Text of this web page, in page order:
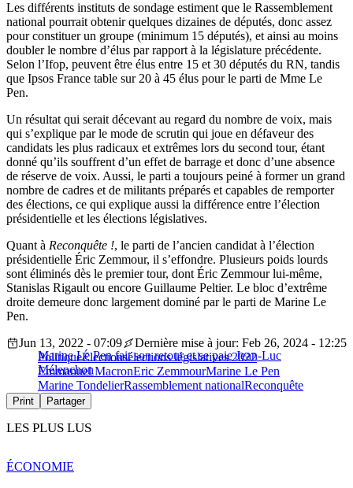
Les différents instituts de sondage estiment que le Rassemblement
national pourrait obtenir quelques dizaines de députés, donc assez
pour constituer un groupe (minimum 15 députés), et ainsi au moins
doubler le nombre d’élus par rapport à la législature précédente.
Selon l’Ifop, peuvent être élus entre 15 et 30 députés du RN, tandis
que Ipsos France table sur 20 à 45 élus pour le parti de Mme Le
Pen.
Un résultat qui serait décevant au regard du nombre de voix, mais
qui s’explique par le mode de scrutin qui joue en défaveur des
candidats les plus radicaux et extrêmes lors du second tour, étant
donné qu’ils souffrent d’un effet de barrage et donc d’une absence
de réserve de voix. Aussi, le parti a toujours peiné à former un grand
nombre de cadres et de militants préparés et capables de remporter
des élections, ce qui explique aussi la différence entre l’élection
présidentielle et les élections législatives.
Quant à Reconquête !, le parti de l’ancien candidat à l’élection
présidentielle Éric Zemmour, il s’effondre. Plusieurs poids lourds
sont éliminés dès le premier tour, dont Éric Zemmour lui-même,
Stanislas Rigault ou encore Guillaume Peltier. Le bloc d’extrême
droite demeure donc largement dominé par le parti de Marine Le
Pen.
Marine Le Pen fait son retour et se paie Jean-Luc
Mélenchon
Jun 13, 2022 - 07:09
Dernière mise à jour: Feb 26, 2024 - 12:25
PolitiqueÉlectionsélections législatives 2022
Emmanuel MacronEric ZemmourMarine Le Pen
Marine TondelierRassemblement nationalReconquête
Print Partager
LES PLUS LUS
ÉCONOMIE